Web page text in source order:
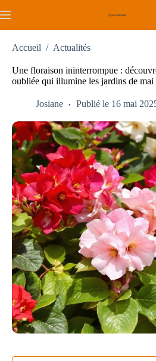
au
Accueil / Actualités
Une floraison ininterrompue :
oubliée qui illumine les jardins de mai
Josiane Publié le 16 mai